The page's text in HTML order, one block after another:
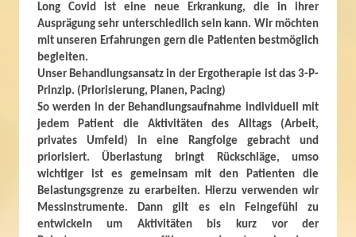
Long Covid ist eine neue Erkrankung, die in ihrer
Ausprägung sehr unterschiedlich sein kann. Wir möchten
mit unseren Erfahrungen gern die Patienten bestmöglich
begleiten.
Unser Behandlungsansatz in der Ergotherapie ist das 3-P-
Prinzip. (Priorisierung, Planen, Pacing)
So werden in der Behandlungsaufnahme individuell mit
jedem Patient die Aktivitäten des Alltags (Arbeit,
privates Umfeld) in eine Rangfolge gebracht und
priorisiert. Überlastung bringt Rückschläge, umso
wichtiger ist es gemeinsam mit den Patienten die
Belastungsgrenze zu erarbeiten. Hierzu verwenden wir
Messinstrumente. Dann gilt es ein Feingefühl zu
entwickeln um Aktivitäten bis kurz vor der